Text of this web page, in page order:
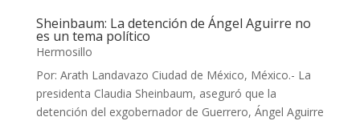
Sheinbaum: La detención de Ángel Aguirre no
es un tema político
Hermosillo
Por: Arath Landavazo Ciudad de México, México.- La
presidenta Claudia Sheinbaum, aseguró que la
detención del exgobernador de Guerrero, Ángel Aguirre